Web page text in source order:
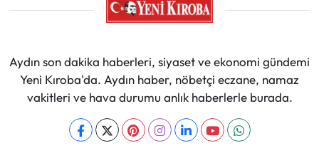
Aydın son dakika haberleri, siyaset ve ekonomi gündemi
Yeni Kıroba'da. Aydın haber, nöbetçi eczane, namaz
vakitleri ve hava durumu anlık haberlerle burada.